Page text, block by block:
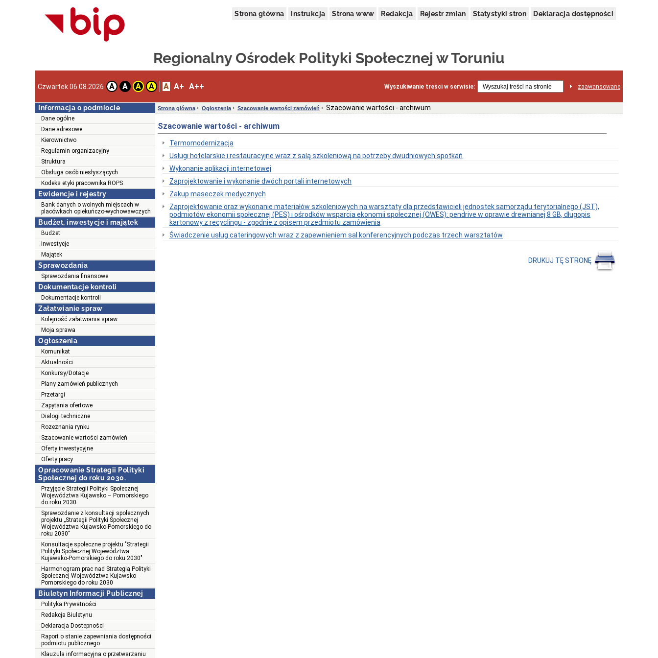
Strona główna Instrukcja Strona www Redakcja Rejestr zmian Statystyki stron Deklaracja dostępności
Regionalny Ośrodek Polityki Społecznej w Toruniu
Czwartek 06.08.2026 A A A A A A+ A++ Wyszukiwanie treści w serwisie: zaawansowane
Informacja o podmiocie
Dane ogólne
Dane adresowe
Kierownictwo
Regulamin organizacyjny
Struktura
Obsługa osób niesłyszących
Kodeks etyki pracownika ROPS
Ewidencje i rejestry
Bank danych o wolnych miejscach w
placówkach opiekuńczo-wychowawczych
Budżet, inwestycje i majątek
Budżet
Inwestycje
Majątek
Sprawozdania
Sprawozdania finansowe
Dokumentacje kontroli
Dokumentacje kontroli
Załatwianie spraw
Kolejność załatwiania spraw
Moja sprawa
Ogłoszenia
Komunikat
Aktualności
Konkursy/Dotacje
Plany zamówień publicznych
Przetargi
Zapytania ofertowe
Dialogi techniczne
Rozeznania rynku
Szacowanie wartości zamówień
Oferty inwestycyjne
Oferty pracy
Opracowanie Strategii Polityki
Społecznej do roku 2030.
Przyjęcie Strategii Polityki Społecznej
Województwa Kujawsko – Pomorskiego
do roku 2030
Sprawozdanie z konsultacji społecznych
projektu „Strategii Polityki Społecznej
Województwa Kujawsko-Pomorskiego do
roku 2030”
Konsultacje społeczne projektu "Strategii
Polityki Społecznej Województwa
Kujawsko-Pomorskiego do roku 2030"
Harmonogram prac nad Strategią Polityki
Społecznej Województwa Kujawsko -
Pomorskiego do roku 2030
Biuletyn Informacji Publicznej
Polityka Prywatności
Redakcja Biuletynu
Deklaracja Dostepności
Raport o stanie zapewniania dostępności
podmiotu publicznego
Klauzula informacyjna o przetwarzaniu
Strona główna Ogłoszenia Szacowanie wartości zamówień Szacowanie wartości - archiwum
Szacowanie wartości - archiwum
Termomodernizacja
Usługi hotelarskie i restauracyjne wraz z salą szkoleniową na potrzeby dwudniowych spotkań
Wykonanie aplikacji internetowej
Zaprojektowanie i wykonanie dwóch portali internetowych
Zakup maseczek medycznych
Zaprojektowanie oraz wykonanie materiałów szkoleniowych na warsztaty dla przedstawicieli jednostek samorządu terytorialnego (JST),
podmiotów ekonomii społecznej (PES) i ośrodków wsparcia ekonomii społecznej (OWES): pendrive w oprawie drewnianej 8 GB, długopis
kartonowy z recyclingu - zgodnie z opisem przedmiotu zamówienia
Świadczenie usług cateringowych wraz z zapewnieniem sal konferencyjnych podczas trzech warsztatów
DRUKUJ TĘ STRONĘ